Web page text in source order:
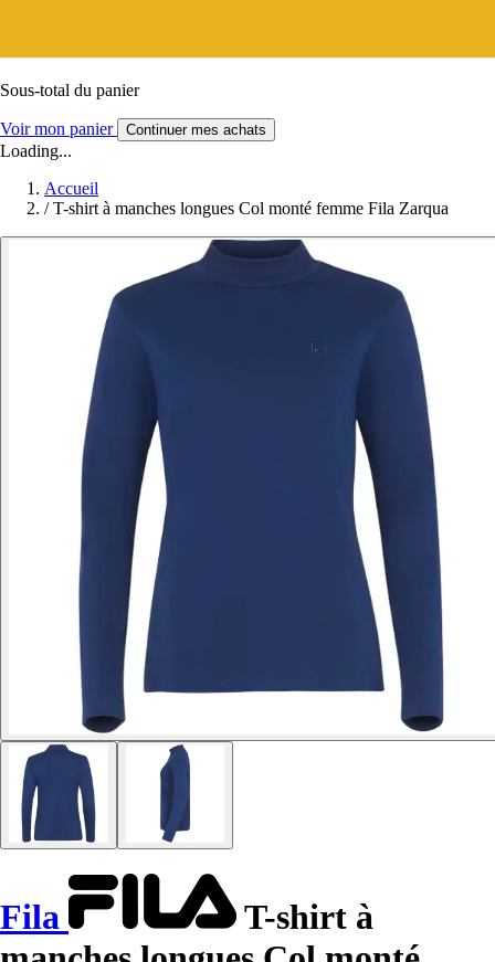
Sous-total du panier
Voir mon panier Continuer mes achats
Loading...
Accueil
/ T-shirt à manches longues Col monté femme Fila Zarqua
Fila
T-shirt à